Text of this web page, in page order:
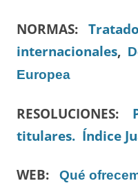
NORMAS:
internacionales,
Europea
RESOLUCIONES:
titulares. Índice
WEB: Qué